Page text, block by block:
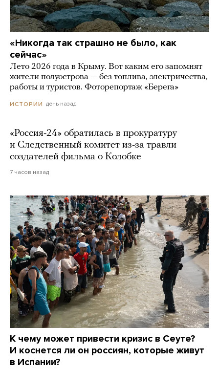
«Никогда так страшно не было, как
сейчас»
Лето 2026 года в Крыму. Вот каким его запомнят
жители полуострова — без топлива, электричества,
работы и туристов. Фоторепортаж «Берега»
ИСТОРИИ день назад
«Россия-24» обратилась в прокуратуру
и Следственный комитет из-за травли
создателей фильма о Колобке
7 часов назад
К чему может привести кризис в Сеуте?
И коснется ли он россиян, которые живут
в Испании?